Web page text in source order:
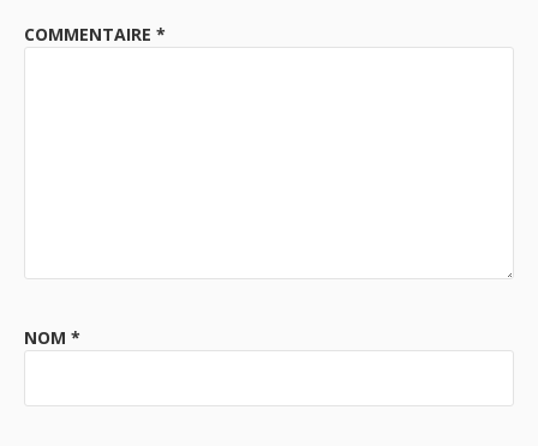
COMMENTAIRE *
NOM *